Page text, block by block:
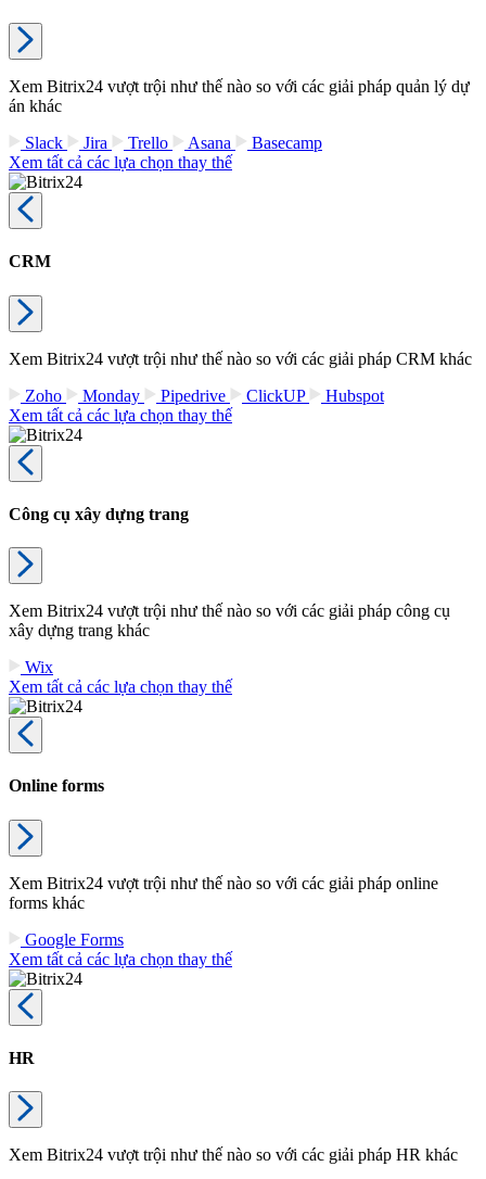
Xem Bitrix24 vượt trội như thế nào so với các giải pháp quản lý dự
án khác
Slack
Jira Trello Asana
Basecamp
Xem tất cả các lựa chọn thay thế
CRM
Xem Bitrix24 vượt trội như thế nào so với các giải pháp CRM khác
Zoho
Monday Pipedrive ClickUP
Hubspot
Xem tất cả các lựa chọn thay thế
Công cụ xây dựng trang
Xem Bitrix24 vượt trội như thế nào so với các giải pháp công cụ
xây dựng trang khác
Wix
Xem tất cả các lựa chọn thay thế
Online forms
Xem Bitrix24 vượt trội như thế nào so với các giải pháp online
forms khác
Google Forms
Xem tất cả các lựa chọn thay thế
HR
Xem Bitrix24 vượt trội như thế nào so với các giải pháp HR khác